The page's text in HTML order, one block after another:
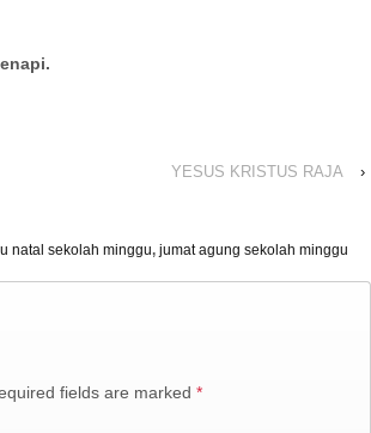
YESUS KRISTUS RAJA ›
natal sekolah minggu, jumat agung sekolah minggu
fields are marked *